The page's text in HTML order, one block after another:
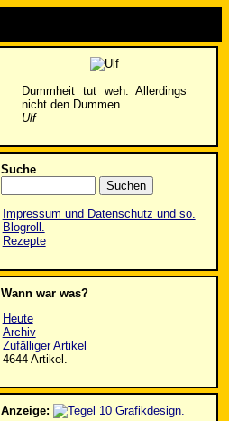
Dummheit tut weh. Allerdings
nicht den Dummen.
Ulf
Suche
Impressum und Datenschutz und so.
Blogroll.
Rezepte
Wann war was?
Heute
Archiv
Zufälliger Artikel
4644 Artikel.
Anzeige: